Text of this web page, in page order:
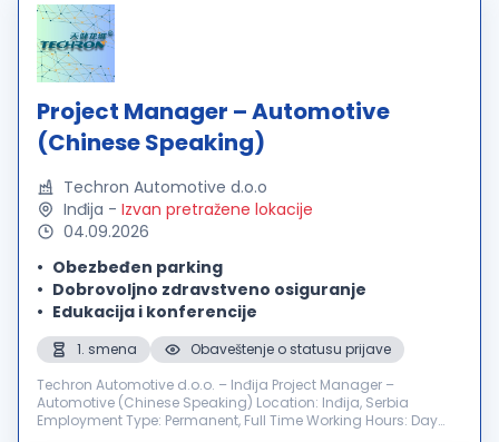
Project Manager – Automotive
(Chinese Speaking)
Techron Automotive d.o.o
Inđija - Izvan pretražene lokacije
04.09.2026
Obezbeđen parking
Dobrovoljno zdravstveno osiguranje
Edukacija i konferencije
1. smena
Obaveštenje o statusu prijave
Techron Automotive d.o.o. – Inđija Project Manager –
Automotive (Chinese Speaking) Location: Inđija, Serbia
Employment Type: Permanent, Full Time Working Hours: Day